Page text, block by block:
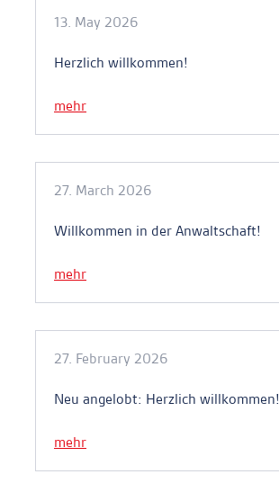
13. May 2026
Herzlich willkommen!
mehr
27. March 2026
Willkommen in der Anwaltschaft!
mehr
27. February 2026
Neu angelobt: Herzlich willkommen!
mehr